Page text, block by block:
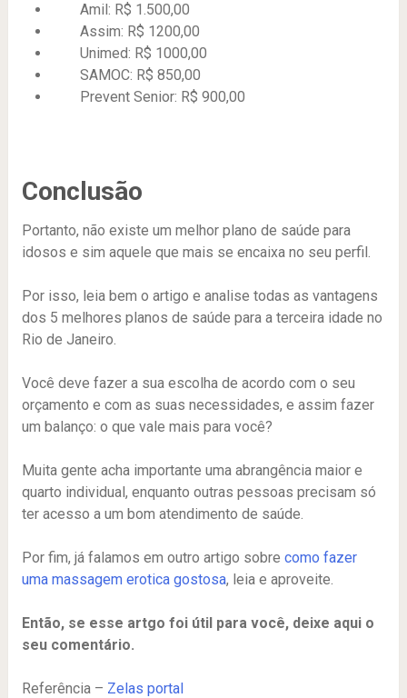
Amil: R$ 1.500,00
Assim: R$ 1200,00
Unimed: R$ 1000,00
SAMOC: R$ 850,00
Prevent Senior: R$ 900,00
Conclusão
Portanto, não existe um melhor plano de saúde para
idosos e sim aquele que mais se encaixa no seu perfil.
Por isso, leia bem o artigo e analise todas as vantagens
dos 5 melhores planos de saúde para a terceira idade no
Rio de Janeiro.
Você deve fazer a sua escolha de acordo com o seu
orçamento e com as suas necessidades, e assim fazer
um balanço: o que vale mais para você?
Muita gente acha importante uma abrangência maior e
quarto individual, enquanto outras pessoas precisam só
ter acesso a um bom atendimento de saúde.
Por fim, já falamos em outro artigo sobre como fazer
uma massagem erotica gostosa, leia e aproveite.
Então, se esse artgo foi útil para você, deixe aqui o
seu comentário.
Referência – Zelas portal